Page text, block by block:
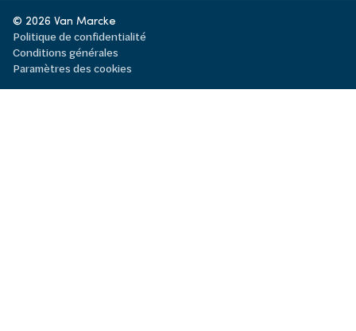
© 2026 Van Marcke
Politique de confidentialité
Conditions générales
Paramètres des cookies